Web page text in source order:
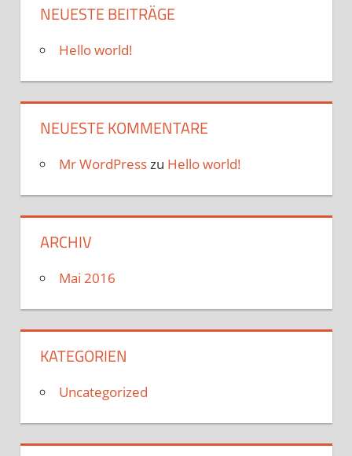
NEUESTE BEITRÄGE
Hello world!
NEUESTE KOMMENTARE
Mr WordPresszu Hello world!
ARCHIV
Mai 2016
KATEGORIEN
Uncategorized